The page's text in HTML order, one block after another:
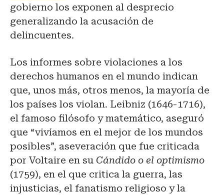
gobierno los exponen al desprecio
generalizando la acusación de
delincuentes.
Los informes sobre violaciones a los
derechos humanos en el mundo indican
que, unos más, otros menos, la mayoría de
los países los violan. Leibniz (1646-1716),
el famoso filósofo y matemático, aseguró
que “vivíamos en el mejor de los mundos
posibles”, aseveración que fue criticada
por Voltaire en su Cándido o el optimismo
(1759), en el que critica la guerra, las
injusticias, el fanatismo religioso y la